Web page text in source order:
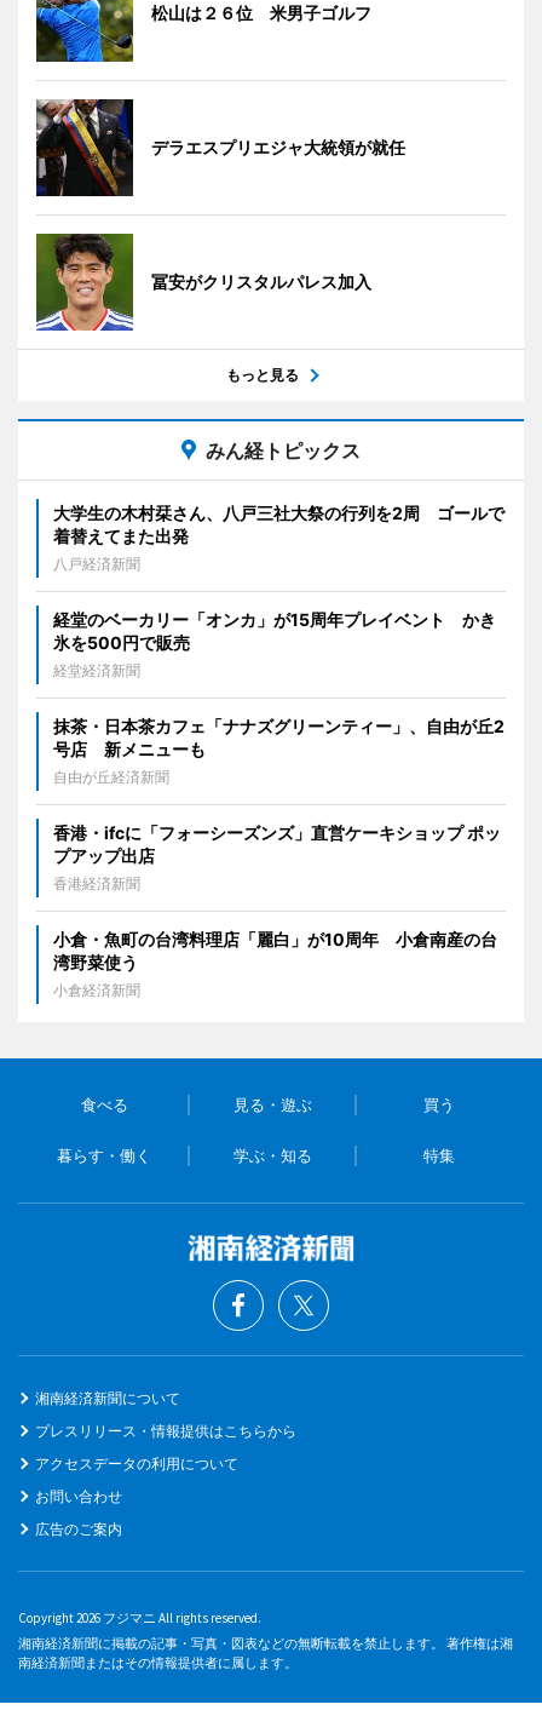
松山は２６位 米男子ゴルフ
デラエスプリエジャ大統領が就任
冨安がクリスタルパレス加入
もっと見る
みん経トピックス
大学生の木村栞さん、八戸三社大祭の行列を2周 ゴールで
着替えてまた出発
八戸経済新聞
経堂のベーカリー「オンカ」が15周年プレイベント かき
氷を500円で販売
経堂経済新聞
抹茶・日本茶カフェ「ナナズグリーンティー」、自由が丘2
号店 新メニューも
自由が丘経済新聞
香港・ifcに「フォーシーズンズ」直営ケーキショップ ポッ
プアップ出店
香港経済新聞
小倉・魚町の台湾料理店「麗白」が10周年 小倉南産の台
湾野菜使う
小倉経済新聞
食べる 見る・遊ぶ 買う
暮らす・働く 学ぶ・知る 特集
湘南経済新聞について
プレスリリース・情報提供はこちらから
アクセスデータの利用について
お問い合わせ
広告のご案内
Copyright 2026 フジマニ All rights reserved.
湘南経済新聞に掲載の記事・写真・図表などの無断転載を禁止します。 著作権は湘
南経済新聞またはその情報提供者に属します。